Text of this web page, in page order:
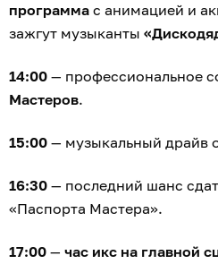
программа с анимацией и
зажгут музыканты
14:00 — профессиональное
Мастеров.
15:00 — музыкальный драйв
16:30 — последний шанс
«Паспорта Мастера».
17:00 — час икс на главной